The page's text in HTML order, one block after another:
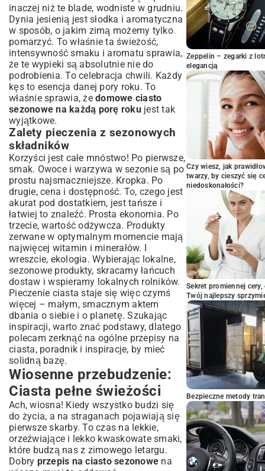
aromatyczne ciasta
Jabłkowe fantazje: Najlepsze przepisy na
jesienne dni
Dyniowe inspiracje: Od klasyki po
nowoczesność
Śliwki, gruszki i orzechy: Bogactwo
jesiennych zbiorów
Zimowe ukojenie: Rozgrzewające ciasta
na chłodne wieczory
Piernikowe opowieści: Magia świątecznych
wypieków
Cytrusowe orzeźwienie: Jak dodać słońca
zimą?
Suszone owoce i przyprawy: Tradycyjne
smaki zimy
Praktyczne porady: Jak upiec idealne
ciasto sezonowe?
Wybór składników: Na co zwracać uwagę?
Podstawowe techniki pieczenia:
Odmierzanie, mieszanie, pieczenie
Kreatywne dekoracje: Jak udekorować
ciasto sezonowe?
Podsumowanie: Ciesz się smakiem
każdej pory roku z ciastem sezonowym
inaczej niż te blade, wodniste w grudniu.
Dynia jesienią jest słodka i aromatyczna
w sposób, o jakim zimą możemy tylko
pomarzyć. To właśnie ta świeżość,
intensywność smaku i aromatu sprawia,
że te wypieki są absolutnie nie do
podrobienia. To celebracja chwili. Każdy
kęs to esencja danej pory roku. To
właśnie sprawia, że domowe ciasto
sezonowe na każdą porę rokujest tak
wyjątkowe.
Zalety pieczenia z sezonowych
składników
Korzyści jest całe mnóstwo! Po pierwsze,
smak. Owoce i warzywa w sezonie są po
prostu najsmaczniejsze. Kropka. Po
drugie, cena i dostępność. To, czego jest
akurat pod dostatkiem, jest tańsze i
łatwiej to znaleźć. Prosta ekonomia. Po
trzecie, wartość odżywcza. Produkty
zerwane w optymalnym momencie mają
najwięcej witamin i minerałów. I
wreszcie, ekologia. Wybierając lokalne,
sezonowe produkty, skracamy łańcuch
dostaw i wspieramy lokalnych rolników.
Pieczenie ciasta staje się więc czymś
więcej – małym, smacznym aktem
dbania o siebie i o planetę. Szukając
inspiracji, warto znać podstawy, dlatego
polecam zerknąć na ogólne przepisy na
ciasta, poradnik i inspiracje, by mieć
solidną bazę.
Wiosenne przebudzenie:
Ciasta pełne świeżości
Ach, wiosna! Kiedy wszystko budzi się
do życia, a na straganach pojawiają się
pierwsze skarby. To czas na lekkie,
orzeźwiające i lekko kwaskowate smaki,
które budzą nas z zimowego letargu.
Dobry przepis na ciasto sezonowe na
Zeppelin – zegarki z
elegancją
Czy wiesz, jak
twarzy, by cieszyć się
niedoskonałości?
Sekret promiennej
Twój najlepszy
Bezpieczne metody